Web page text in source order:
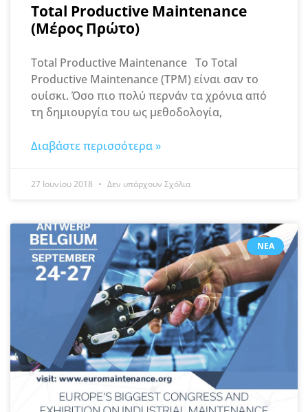
Total Productive Maintenance
(Μέρος Πρώτο)
Total Productive Maintenance To Total
Productive Maintenance (TPM) είναι σαν το
ουίσκι. Όσο πιο πολύ περνάν τα χρόνια από
τη δημιουργία του ως μεθοδολογία,
Διαβάστε περισσότερα »
27 Ιουνίου 2018 Δεν υπάρχουν Σχόλια
ΝΈΑ